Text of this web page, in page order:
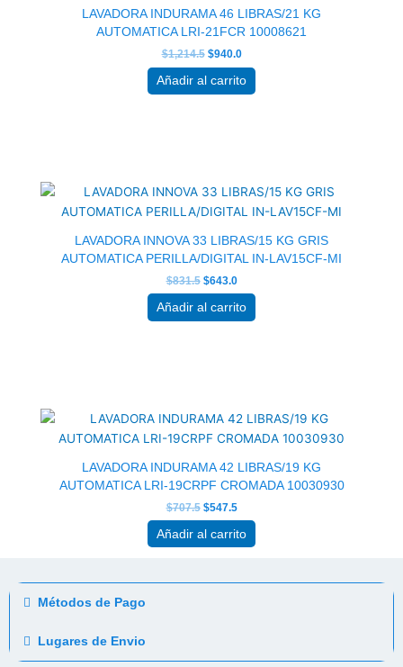
LAVADORA INDURAMA 46 LIBRAS/21 KG
AUTOMATICA LRI-21FCR 10008621
$1,214.5 $940.0
Añadir al carrito
LAVADORA INNOVA 33 LIBRAS/15 KG GRIS
AUTOMATICA PERILLA/DIGITAL IN-LAV15CF-MI
$831.5
original
era:
$831.5.
$643.0
actual
es:
$643.0.
Añadir al carrito
LAVADORA INDURAMA 42 LIBRAS/19 KG
AUTOMATICA LRI-19CRPF CROMADA 10030930
$707.5
original
era:
$707.5.
$547.5
actual
es:
$547.5.
Añadir al carrito
Métodos de Pago
Lugares de Envio